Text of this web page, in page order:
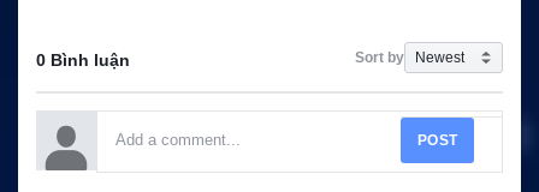
0 Bình luận Sort by
POST